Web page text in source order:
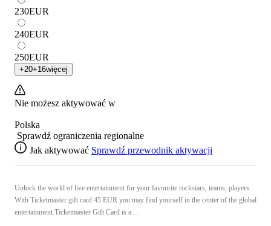
230EUR
240EUR
250EUR
+20+16więcej
Nie możesz aktywować w
Polska
Sprawdź ograniczenia regionalne
Jak aktywować Sprawdź przewodnik aktywacji
Unlock the world of live entertainment for your favourite rockstars, teams, players.
With Ticketmaster gift card 45 EUR you may find yourself in the center of the global
entertainment.Ticketmaster Gift Card is a ...